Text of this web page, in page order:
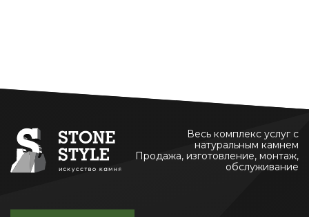
Весь комплекс услуг с
натуральным камнем
Продажа, изготовление, монтаж,
обслуживание